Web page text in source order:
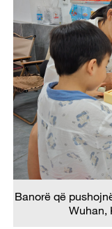
Banorë që
Wuhan,